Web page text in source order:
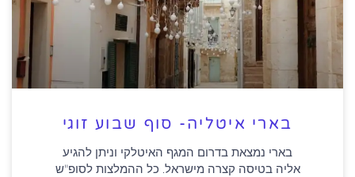
בארי איטליה- סוף שבוע זוגי
בארי נמצאת בדרום המגף האיטלקי וניתן להגיע
אליה בטיסה קצרה מישראל. כל ההמלצות לסופ"ש